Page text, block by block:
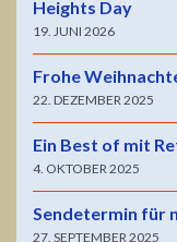
Heights Day
19. JUNI 2026
Frohe
22. DEZEMBER 2025
Ein Best of mit
4. OKTOBER 2025
Sendetermin für
27. SEPTEMBER 2025